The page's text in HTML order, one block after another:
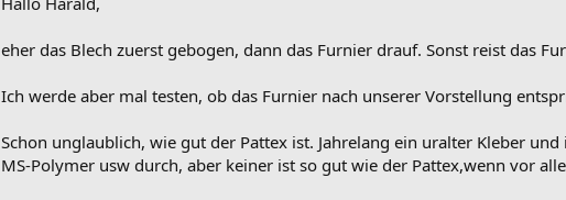
eher das Blech zuerst gebogen, dann das Furnier drauf. Sonst reist das
Ich werde aber mal testen, ob das Furnier nach unserer Vorstellung
Schon unglaublich, wie gut der Pattex ist. Jahrelang ein uralter Kleber
MS-Polymer usw durch, aber keiner ist so gut wie der Pattex,wenn vor